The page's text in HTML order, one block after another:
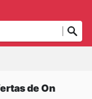
de On